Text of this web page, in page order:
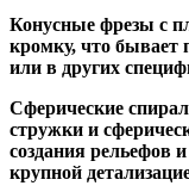
Конусные фрезы с
кромку, что бывает
или в других
Сферические
стружки и
создания рельефов
крупной